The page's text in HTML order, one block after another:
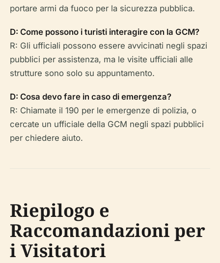
portare armi da fuoco per la sicurezza pubblica.
D: Come possono i turisti interagire con la GCM?
R: Gli ufficiali possono essere avvicinati negli spazi
pubblici per assistenza, ma le visite ufficiali alle
strutture sono solo su appuntamento.
D: Cosa devo fare in caso di emergenza?
R: Chiamate il 190 per le emergenze di polizia, o
cercate un ufficiale della GCM negli spazi pubblici
per chiedere aiuto.
Riepilogo e
Raccomandazioni per
i Visitatori